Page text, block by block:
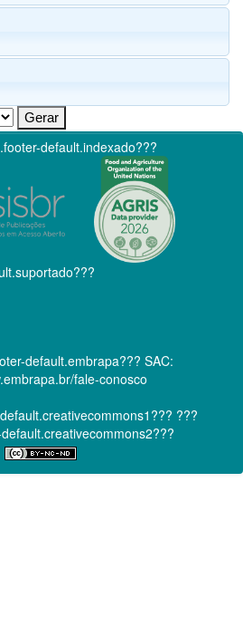
default.indexado???
default.embrapa??? SAC:
fale-conosco
???